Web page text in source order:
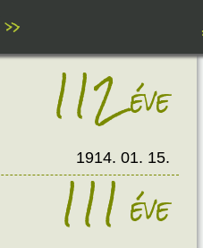
»
112éve
1914. 01. 15.
111éve